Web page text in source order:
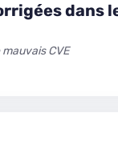
dans
mauvais CVE